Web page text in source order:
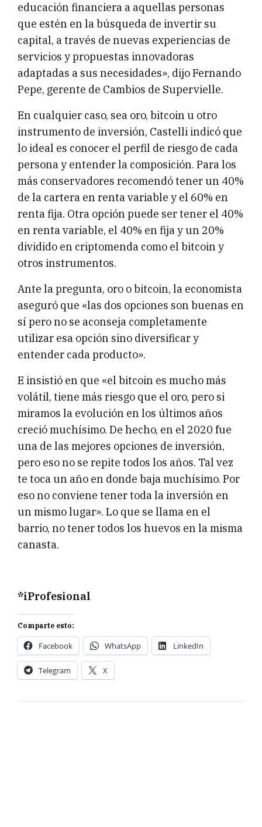
educación financiera a aquellas personas
que estén en la búsqueda de invertir su
capital, a través de nuevas experiencias de
servicios y propuestas innovadoras
adaptadas a sus necesidades», dijo Fernando
Pepe, gerente de Cambios de Supervielle.
En cualquier caso, sea oro, bitcoin u otro
instrumento de inversión, Castelli indicó que
lo ideal es conocer el perfil de riesgo de cada
persona y entender la composición. Para los
más conservadores recomendó tener un 40%
de la cartera en renta variable y el 60% en
renta fija. Otra opción puede ser tener el 40%
en renta variable, el 40% en fija y un 20%
dividido en criptomenda como el bitcoin y
otros instrumentos.
Ante la pregunta, oro o bitcoin, la economista
aseguró que «las dos opciones son buenas en
sí pero no se aconseja completamente
utilizar esa opción sino diversificar y
entender cada producto».
E insistió en que «el bitcoin es mucho más
volátil, tiene más riesgo que el oro, pero si
miramos la evolución en los últimos años
creció muchísimo. De hecho, en el 2020 fue
una de las mejores opciones de inversión,
pero eso no se repite todos los años. Tal vez
te toca un año en donde baja muchísimo. Por
eso no conviene tener toda la inversión en
un mismo lugar». Lo que se llama en el
barrio, no tener todos los huevos en la misma
canasta.
*iProfesional
Comparte esto:
Facebook WhatsApp LinkedIn
Telegram X